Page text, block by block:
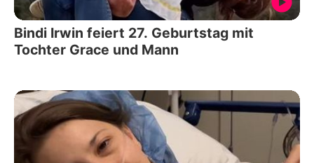
Bindi Irwin feiert 27. Geburtstag mit
Tochter Grace und Mann